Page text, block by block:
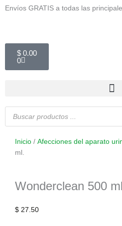
Envíos GRATIS a todas las
$ 0.00
0
Búsqueda
Inicio / Afecciones del aparato
ml.
Wonderclean 500
$ 27.50